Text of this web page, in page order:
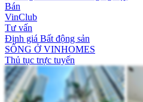
Bán
VinClub
Tư vấn
Định giá Bất động sản
SỐNG Ở VINHOMES
Thủ tục trực tuyến